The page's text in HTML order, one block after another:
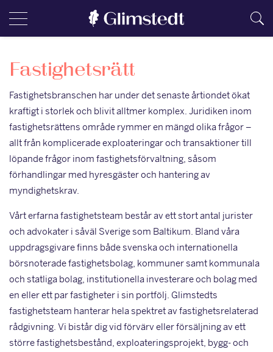
Fastighetsrätt
Fastighetsbranschen har under det senaste årtiondet ökat
kraftigt i storlek och blivit alltmer komplex. Juridiken inom
fastighetsrättens område rymmer en mängd olika frågor –
allt från komplicerade exploateringar och transaktioner till
löpande frågor inom fastighetsförvaltning, såsom
förhandlingar med hyresgäster och hantering av
myndighetskrav.
Vårt erfarna fastighetsteam består av ett stort antal jurister
och advokater i såväl Sverige som Baltikum. Bland våra
uppdragsgivare finns både svenska och internationella
börsnoterade fastighetsbolag, kommuner samt kommunala
och statliga bolag, institutionella investerare och bolag med
en eller ett par fastigheter i sin portfölj. Glimstedts
fastighetsteam hanterar hela spektret av fastighetsrelaterad
rådgivning. Vi bistår dig vid förvärv eller försäljning av ett
större fastighetsbestånd, exploateringsprojekt, bygg- och